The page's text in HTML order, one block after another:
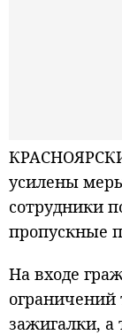
усилены
сотрудники
пропускные
На входе
зажигалки, а